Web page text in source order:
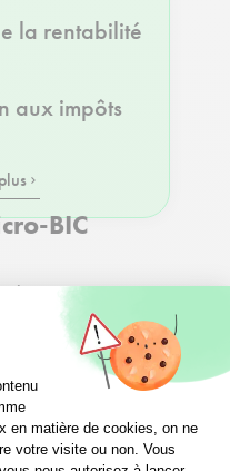
la rentabilité
aux impôts
BIC
la rentabilité